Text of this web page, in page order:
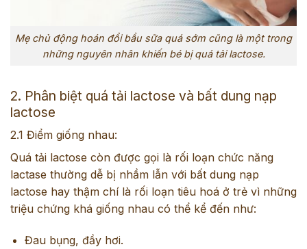
Mẹ chủ động hoán đổi bầu sữa quá sớm cũng là một trong
những nguyên nhân khiến bé bị quá tải lactose.
2. Phân biệt quá tải lactose và bất dung nạp
lactose
2.1 Điểm giống nhau:
Quá tải lactose còn được gọi là rối loạn chức năng
lactase thường dễ bị nhầm lẫn với bất dung nạp
lactose hay thậm chí là rối loạn tiêu hoá ở trẻ vì những
triệu chứng khá giống nhau có thể kể đến như:
Đau bụng, đầy hơi.